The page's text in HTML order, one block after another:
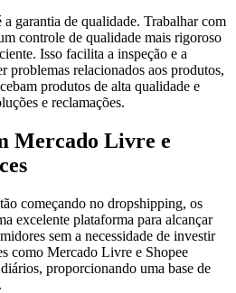
garantia de qualidade. Trabalhar com
controle de qualidade mais rigoroso
Isso facilita a inspeção e a
problemas relacionados aos produtos,
produtos de alta qualidade e
e reclamações.
Mercado Livre e
começando no dropshipping, os
excelente plataforma para alcançar
sem a necessidade de investir
como Mercado Livre e Shopee
proporcionando uma base de